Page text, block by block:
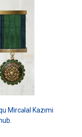
Mircəlal Kazımi